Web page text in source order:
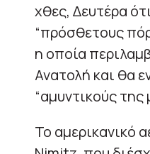
χθες, Δευτέρα
“πρόσθετους
η οποία
Ανατολή και θα
“αμυντικούς της
Το αμερικανικό